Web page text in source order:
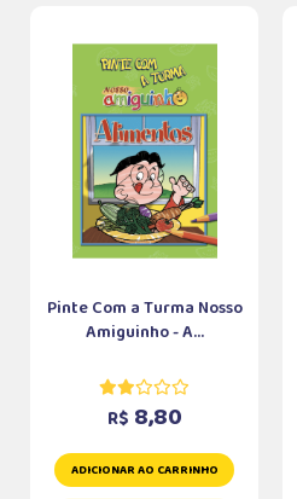
Pinte Com a Turma Nosso
Amiguinho - A...
R$ 8,80
ADICIONAR AO CARRINHO